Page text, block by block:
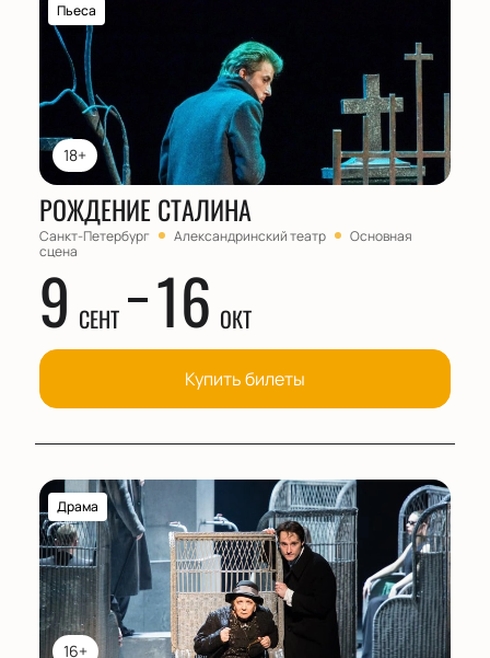
18+
Пьеса
РОЖДЕНИЕ СТАЛИНА
Санкт-Петербург Александринский театр
Основная
сцена
9 СЕНТ 16 ОКТ
Купить билеты
16+
Драма